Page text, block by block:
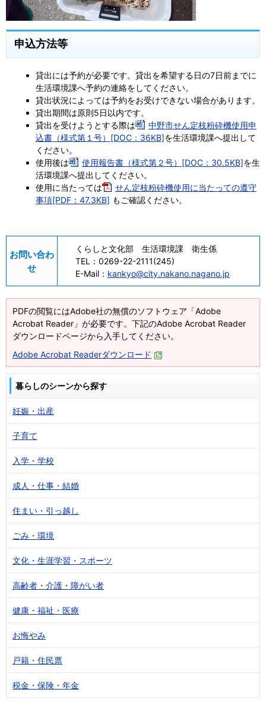
申込方法等
貸出には予約が必要です。貸出を希望する日の7日前までに
生活環境課へ予約の連絡をしてください。
貸出状況によっては予約をお受けできない場合があります。
貸出期間は原則5日以内です。
貸出を受けようとする際は
中野市せん定枝粉砕機使用申
込書（様式第１号）[DOC：36KB]を生活環境課へ提出して
ください。
使用後は
使用報告書（様式第２号）[DOC：30.5KB]を生
活環境課へ提出してください。
使用に当たっては
せん定枝粉砕機使用に当たっての遵守
事項[PDF：47.3KB] もご確認ください。
お問い合わ
せ
くらしと文化部 生活環境課 衛生係
TEL： 0269-22-2111(245)
E-Mail： kankyo@city.nakano.nagano.jp
PDFの閲覧にはAdobe社の無償のソフトウェア「Adobe
Acrobat Reader」が必要です。下記のAdobe Acrobat Reader
ダウンロードページから入手してください。
Adobe Acrobat Readerダウンロード
暮らしのシーンから探す
妊娠・出産
子育て
入学・学校
成人・仕事・結婚
住まい・引っ越し
ごみ・環境
文化・生涯学習・スポーツ
高齢者・介護・障がい者
健康・福祉・医療
お悔やみ
戸籍・住民票
税金・保険・年金